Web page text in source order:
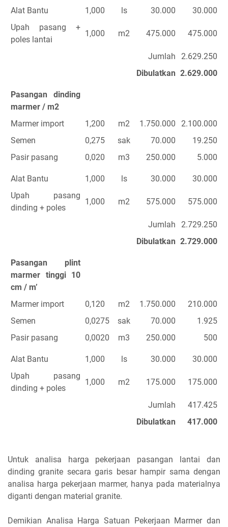
Alat Bantu 1,000 ls 30.000
30.000
Upah pasang +
poles lantai
1,000 m2 475.000 475.000
Jumlah
2.629.250
Dibulatkan 2.629.000
Pasangan dinding
marmer / m2
Marmer import
1,200 m2 1.750.000
2.100.000
Semen
0,275 sak 70.000
19.250
Pasir pasang
0,020 m3 250.000 5.000
Alat Bantu 1,000 ls 30.000
30.000
Upah pasang
dinding + poles
1,000 m2 575.000 575.000
Jumlah
2.729.250
Dibulatkan 2.729.000
Pasangan plint
marmer tinggi 10
cm / m’
Marmer import
0,120 m2 1.750.000
210.000
Semen
0,0275 sak 70.000
1.925
Pasir pasang
0,0020 m3 250.000 500
Alat Bantu 1,000 ls 30.000
30.000
Upah pasang
dinding + poles
1,000 m2 175.000 175.000
Jumlah
417.425
Dibulatkan
417.000
Untuk analisa harga pekerjaan pasangan lantai dan
dinding granite secara garis besar hampir sama dengan
analisa harga pekerjaan marmer, hanya pada materialnya
diganti dengan material granite.
Demikian Analisa Harga Satuan Pekerjaan Marmer dan